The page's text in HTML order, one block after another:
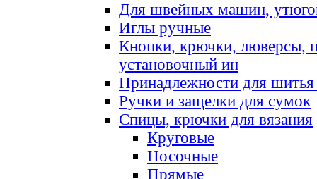
Для швейных машин,
Иглы ручные
Кнопки, крючки, люверсы,
установочный ин
Принадлежности для шитья
Ручки и защелки для сумок
Спицы, крючки для вязания
Круговые
Носочные
Прямые